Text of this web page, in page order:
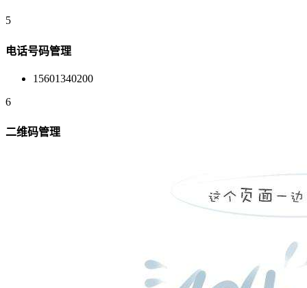
5
电话号码管理
15601340200
6
二维码管理